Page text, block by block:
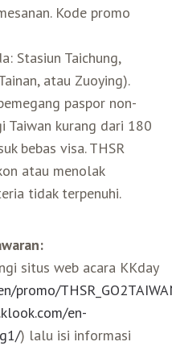
Kode promo
Stasiun Taichung,
atau Zuoying).
paspor non-
Taiwan kurang dari 180
bebas visa. THSR
atau menolak
tidak terpenuhi.
situs web acara KKday
promo/
en-
) lalu isi informasi